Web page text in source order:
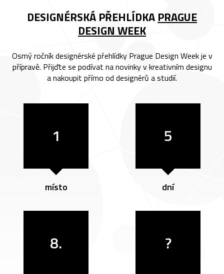
DESIGNÉRSKÁ PŘEHLÍDKA PRAGUE
DESIGN WEEK
Osmý ročník designérské přehlídky Prague Design Week je v
přípravě. Přijďte se podívat na novinky v kreativním designu
a nakoupit přímo od designérů a studií.
1
místo
5
dní
8. ?